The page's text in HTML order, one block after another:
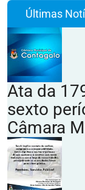
Últimas
Ata da
sexto
Câmara